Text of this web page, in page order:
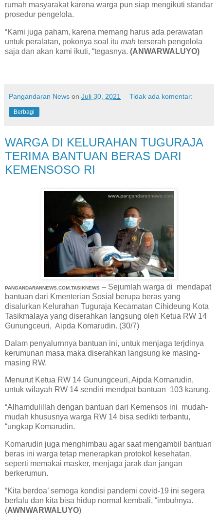
rumah masyarakat karena warga pun siap mengikuti standar
prosedur pengelola.
“Kami juga paham, karena memang harus ada perawatan
untuk peralatan, pokonya soal itu mah terserah pengelola
saja dan akan kami ikuti, “tegasnya. (ANWARWALUYO)
Pangandaran News on Juli 30, 2021 Tidak ada komentar:
Berbagi
WARGA DI KELURAHAN TUGURAJA
TERIMA BANTUAN BERAS DARI
KEMENSOSO RI
PANGANDARANNEWS.COM.TASIKNEWS – Sejumlah warga di mendapat
bantuan dari Kmenterian Sosial berupa beras yang
disalurkan Kelurahan Tuguraja Kecamatan Cihideung Kota
Tasikmalaya yang diserahkan langsung oleh Ketua RW 14
Gunungceuri, Aipda Komarudin. (30/7)
Dalam penyalurnnya bantuan ini, untuk menjaga terjdinya
kerumunan masa maka diserahkan langsung ke masing-
masing RW.
Menurut Ketua RW 14 Gunungceuri, Aipda Komarudin,
untuk wilayah RW 14 sendiri mendpat bantuan 103 karung.
“Alhamdulillah dengan bantuan dari Kemensos ini mudah-
mudah khususnya warga RW 14 bisa sedikti terbantu,
“ungkap Komarudin.
Komarudin juga menghimbau agar saat mengambil bantuan
beras ini warga tetap menerapkan protokol kesehatan,
seperti memakai masker, menjaga jarak dan jangan
berkerumun.
“Kita berdoa’ semoga kondisi pandemi covid-19 ini segera
berlalu dan kita bisa hidup normal kembali, “imbuhnya.
(AWNWARWALUYO)